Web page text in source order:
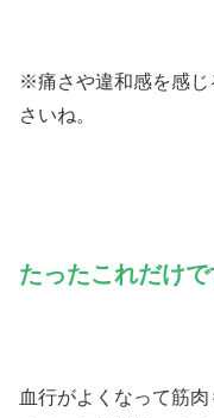
※痛さや違和感を感じ
さいね。
たったこれだけで
血行がよくなって筋